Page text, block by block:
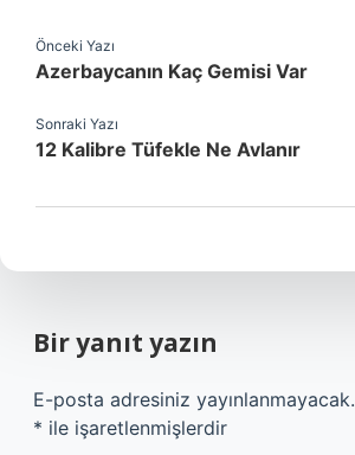
Önceki Yazı
Azerbaycanın Kaç Gemisi Var
Sonraki Yazı
12 Kalibre Tüfekle Ne Avlanır
Bir yanıt yazın
E-posta adresiniz yayınlanmayacak.
* ile işaretlenmişlerdir